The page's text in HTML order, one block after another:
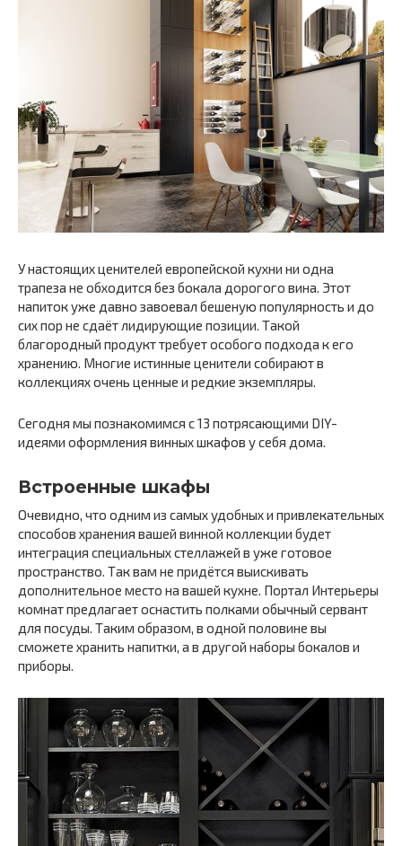
У настоящих ценителей европейской кухни ни одна
трапеза не обходится без бокала дорогого вина. Этот
напиток уже давно завоевал бешеную популярность и до
сих пор не сдаёт лидирующие позиции. Такой
благородный продукт требует особого подхода к его
хранению. Многие истинные ценители собирают в
коллекциях очень ценные и редкие экземпляры.
Сегодня мы познакомимся с 13 потрясающими DIY-
идеями оформления винных шкафов у себя дома.
Встроенные шкафы
Очевидно, что одним из самых удобных и привлекательных
способов хранения вашей винной коллекции будет
интеграция специальных стеллажей в уже готовое
пространство. Так вам не придётся выискивать
дополнительное место на вашей кухне. Портал Интерьеры
комнат предлагает оснастить полками обычный сервант
для посуды. Таким образом, в одной половине вы
сможете хранить напитки, а в другой наборы бокалов и
приборы.